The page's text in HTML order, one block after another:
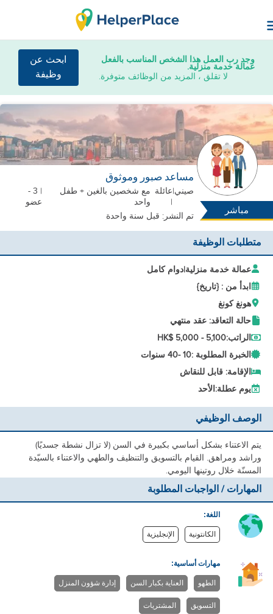
وجد رب العمل هذا الشخص المناسب بالفعل
عمالة خدمة منزلية.
لا تقلق ، المزيد من الوظائف متوفرة.
ابحث عن
وظيفة
مباشر
مساعد صبور وموثوق
صيني|عائلة
|
مع شخصين بالغين + طفل
واحد
| 3 -
عضو
تم النشر: قبل سنة واحدة
متطلبات الوظيفة
عمالة خدمة منزلية|دوام كامل
ابدأ من : {تاريخ}
هونغ كونغ
حالة التعاقد: عقد منتهي
الراتب:HK$ 5,000 - 5,100
الخبرة المطلوبة :10 - 40 سنوات
الإقامة: قابل للنقاش
يوم عطلة: الأحد
الوصف الوظيفي
يتم الاعتناء بشكل أساسي بكبيرة في السن (لا تزال نشطة جسديًا)
وراشد ومراهق. القيام بالتسويق والتنظيف والطهي والاعتناء بالسيّدة
المسنّة خلال روتينها اليومي.
المهارات / الواجبات المطلوبة
اللغة:
الكانتونية الإنجليزية
مهارات أساسية:
الطهو العناية بكبار السن إدارة شؤون المنزل
التسويق المشتريات